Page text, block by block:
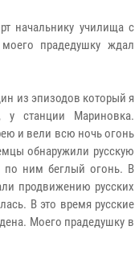
начальнику училища с
прадедушку ждал
из эпизодов который я
у станции Мариновка.
и вели всю ночь огонь
обнаружили русскую
по ним беглый огонь. В
продвижению русских
В это время русские
Моего прадедушку в